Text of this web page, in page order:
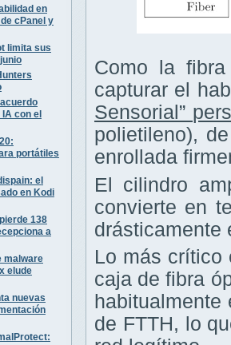
en
cPanel y
limita sus
con el
portátiles
el
en Kodi
138
a
malware
elude
nuevas
Como la
capturar el
Sensorial”
polietileno),
enrollada
El cilindro
convierte en
drásticamente
Lo más crítico
caja de fibra
de FTTH, lo